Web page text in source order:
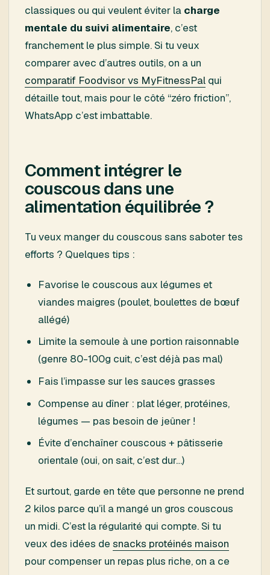
classiques ou qui veulent éviter la charge
mentale du suivi alimentaire, c’est
franchement le plus simple. Si tu veux
comparer avec d’autres outils, on a un
comparatif Foodvisor vs MyFitnessPal qui
détaille tout, mais pour le côté “zéro friction”,
WhatsApp c’est imbattable.
Comment intégrer le
couscous dans une
alimentation équilibrée ?
Tu veux manger du couscous sans saboter tes
efforts ? Quelques tips :
Favorise le couscous aux légumes et
viandes maigres (poulet, boulettes de bœuf
allégé)
Limite la semoule à une portion raisonnable
(genre 80-100g cuit, c’est déjà pas mal)
Fais l’impasse sur les sauces grasses
Compense au dîner : plat léger, protéines,
légumes — pas besoin de jeûner !
Évite d’enchaîner couscous + pâtisserie
orientale (oui, on sait, c’est dur…)
Et surtout, garde en tête que personne ne prend
2 kilos parce qu’il a mangé un gros couscous
un midi. C’est la régularité qui compte. Si tu
veux des idées desnacks protéinés maison
pour compenser un repas plus riche, on a ce